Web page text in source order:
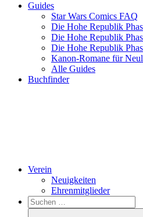
Guides
Star Wars Comics FAQ
Die Hohe Republik
Die Hohe Republik
Die Hohe Republik
Kanon-Romane für
Alle Guides
Buchfinder
Verein
Neuigkeiten
Ehrenmitglieder
Search
Suchen
nach: